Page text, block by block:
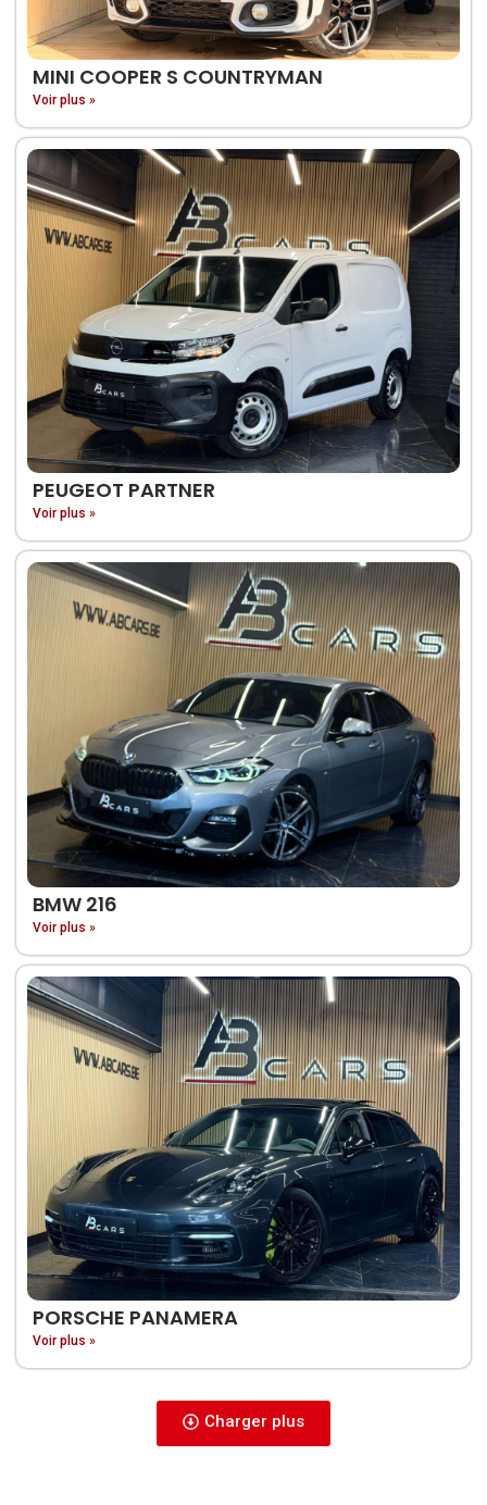
MINI COOPER S COUNTRYMAN
Voir plus »
PEUGEOT PARTNER
Voir plus »
BMW 216
Voir plus »
PORSCHE PANAMERA
Voir plus »
Charger plus